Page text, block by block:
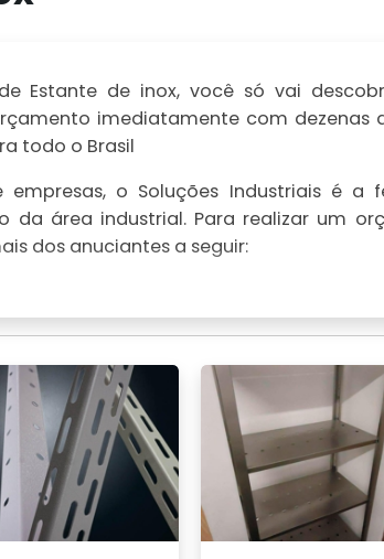
Estante de inox, você só vai
imediatamente com dezenas
todo o Brasil
empresas, o Soluções Industriais é a
da área industrial. Para realizar um
dos anuciantes a seguir: